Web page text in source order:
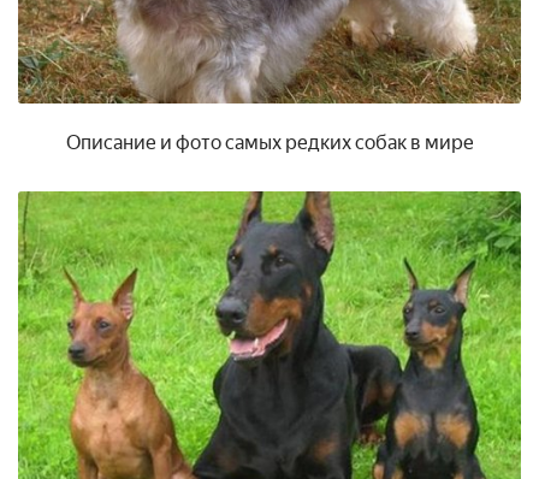
Описание и фото самых редких собак в мире